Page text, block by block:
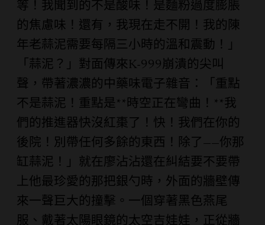
等！我聞到的不是酸味！是麵粉過度膨脹
的焦慮味！還有，我現在走不開！我的陳
年老蒜泥需要每隔三小時的溫和震動！」
「蒜泥？」對面傳來K-999崩潰的尖叫
聲，帶著濃濃的中藥味電子雜音：「重點
不是蒜泥！重點是**時空正在彎曲！**我
們的推進器快沒紅棗了！快！我們在你的
後院！別帶任何多餘的東西！除了——你那
缸蒜泥！」就在廖沾沾還在糾結要不要帶
上他最珍愛的那把銀勺時，外面的牆壁傳
來一聲巨大的撞擊。一個穿著黑色燕尾
服、戴著太陽眼鏡的太空吉娃娃，正從牆